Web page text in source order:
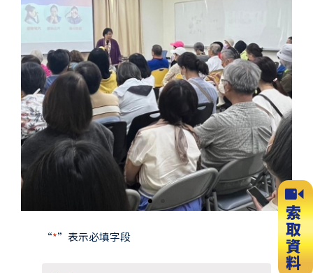
“*”表示必填字段
Previous
slide
Next
slide